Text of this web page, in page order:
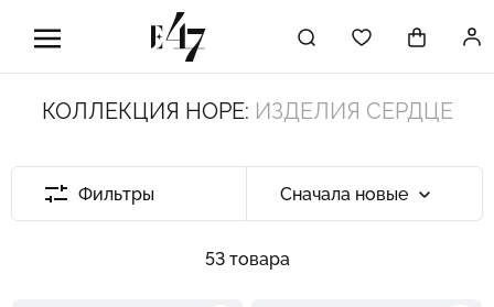
КОЛЛЕКЦИЯ HOPE: ИЗДЕЛИЯ СЕРДЦЕ
Фильтры Сначала новые
53 товара